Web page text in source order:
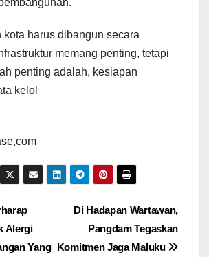
kota harus dibangun secara
memang penting, tetapi
penting adalah, kesiapan
kelol
Di Hadapan Wartawan,
Pangdam Tegaskan
Komitmen Jaga Maluku
Alergi
Yang